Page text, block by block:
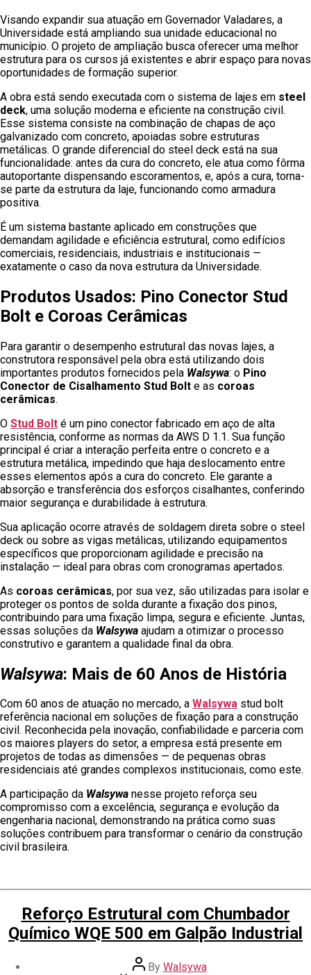
Visando expandir sua atuação em Governador Valadares, a
Universidade está ampliando sua unidade educacional no
município. O projeto de ampliação busca oferecer uma melhor
estrutura para os cursos já existentes e abrir espaço para novas
oportunidades de formação superior.
A obra está sendo executada com o sistema de lajes em steel
deck, uma solução moderna e eficiente na construção civil.
Esse sistema consiste na combinação de chapas de aço
galvanizado com concreto, apoiadas sobre estruturas
metálicas. O grande diferencial do steel deck está na sua
funcionalidade: antes da cura do concreto, ele atua como fôrma
autoportante dispensando escoramentos, e, após a cura, torna-
se parte da estrutura da laje, funcionando como armadura
positiva.
É um sistema bastante aplicado em construções que
demandam agilidade e eficiência estrutural, como edifícios
comerciais, residenciais, industriais e institucionais —
exatamente o caso da nova estrutura da Universidade.
Produtos Usados: Pino Conector Stud
Bolt e Coroas Cerâmicas
Para garantir o desempenho estrutural das novas lajes, a
construtora responsável pela obra está utilizando dois
importantes produtos fornecidos pela Walsywa: o Pino
Conector de Cisalhamento Stud Bolt e as coroas
cerâmicas.
O Stud Bolt é um pino conector fabricado em aço de alta
resistência, conforme as normas da AWS D 1.1. Sua função
principal é criar a interação perfeita entre o concreto e a
estrutura metálica, impedindo que haja deslocamento entre
esses elementos após a cura do concreto. Ele garante a
absorção e transferência dos esforços cisalhantes, conferindo
maior segurança e durabilidade à estrutura.
Sua aplicação ocorre através de soldagem direta sobre o steel
deck ou sobre as vigas metálicas, utilizando equipamentos
específicos que proporcionam agilidade e precisão na
instalação — ideal para obras com cronogramas apertados.
As coroas cerâmicas, por sua vez, são utilizadas para isolar e
proteger os pontos de solda durante a fixação dos pinos,
contribuindo para uma fixação limpa, segura e eficiente. Juntas,
essas soluções da Walsywa ajudam a otimizar o processo
construtivo e garantem a qualidade final da obra.
Walsywa: Mais de 60 Anos de História
Com 60 anos de atuação no mercado, a Walsywa stud bolt
referência nacional em soluções de fixação para a construção
civil. Reconhecida pela inovação, confiabilidade e parceria com
os maiores players do setor, a empresa está presente em
projetos de todas as dimensões — de pequenas obras
residenciais até grandes complexos institucionais, como este.
A participação da Walsywa nesse projeto reforça seu
compromisso com a excelência, segurança e evolução da
engenharia nacional, demonstrando na prática como suas
soluções contribuem para transformar o cenário da construção
civil brasileira.
Reforço Estrutural com Chumbador
Químico WQE 500 em Galpão Industrial
By Walsywa